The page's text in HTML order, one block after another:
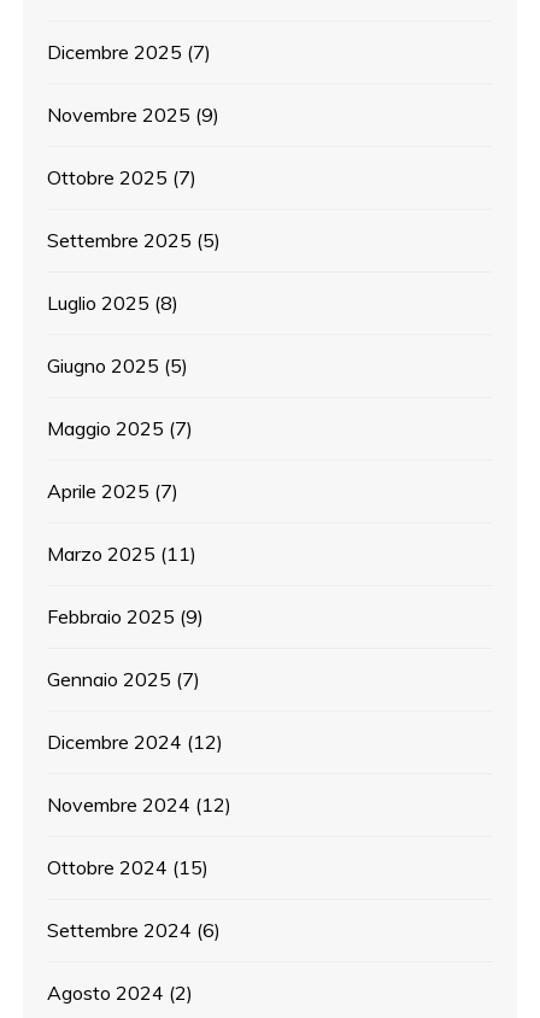
Dicembre 2025 (7)
Novembre 2025 (9)
Ottobre 2025 (7)
Settembre 2025 (5)
Luglio 2025 (8)
Giugno 2025 (5)
Maggio 2025 (7)
Aprile 2025 (7)
Marzo 2025 (11)
Febbraio 2025 (9)
Gennaio 2025 (7)
Dicembre 2024 (12)
Novembre 2024 (12)
Ottobre 2024 (15)
Settembre 2024 (6)
Agosto 2024 (2)